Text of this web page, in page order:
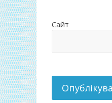
Сайт